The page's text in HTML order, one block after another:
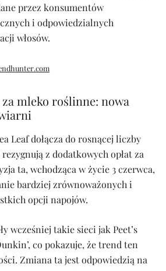
przez konsumentów
i odpowiedzialnych
włosów.
za mleko roślinne: nowa
Leaf dołącza do rosnącej liczby
z dodatkowych opłat za
ta, wchodząca w życie 3 czerwca,
bardziej zrównoważonych i
opcji napojów.
wcześniej takie sieci jak Peet’s
co pokazuje, że trend ten
Zmiana ta jest odpowiedzią na